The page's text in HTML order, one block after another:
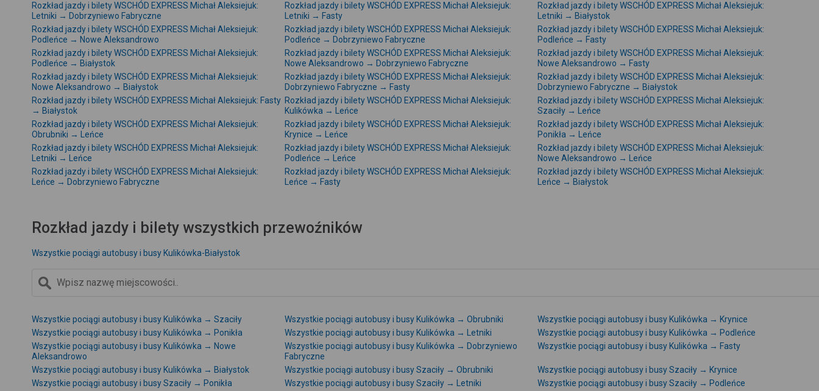
Rozkład jazdy i bilety WSCHÓD EXPRESS Michał Aleksiejuk:
Letniki → Dobrzyniewo Fabryczne
Rozkład jazdy i bilety WSCHÓD EXPRESS Michał Aleksiejuk:
Letniki → Fasty
Rozkład jazdy i bilety WSCHÓD EXPRESS Michał Aleksiejuk:
Letniki → Białystok
Rozkład jazdy i bilety WSCHÓD EXPRESS Michał Aleksiejuk:
Podleńce → Nowe Aleksandrowo
Rozkład jazdy i bilety WSCHÓD EXPRESS Michał Aleksiejuk:
Podleńce → Dobrzyniewo Fabryczne
Rozkład jazdy i bilety WSCHÓD EXPRESS Michał Aleksiejuk:
Podleńce → Fasty
Rozkład jazdy i bilety WSCHÓD EXPRESS Michał Aleksiejuk:
Podleńce → Białystok
Rozkład jazdy i bilety WSCHÓD EXPRESS Michał Aleksiejuk:
Nowe Aleksandrowo → Dobrzyniewo Fabryczne
Rozkład jazdy i bilety WSCHÓD EXPRESS Michał Aleksiejuk:
Nowe Aleksandrowo → Fasty
Rozkład jazdy i bilety WSCHÓD EXPRESS Michał Aleksiejuk:
Nowe Aleksandrowo → Białystok
Rozkład jazdy i bilety WSCHÓD EXPRESS Michał Aleksiejuk:
Dobrzyniewo Fabryczne → Fasty
Rozkład jazdy i bilety WSCHÓD EXPRESS Michał Aleksiejuk:
Dobrzyniewo Fabryczne → Białystok
Rozkład jazdy i bilety WSCHÓD EXPRESS Michał Aleksiejuk: Fasty
→ Białystok
Rozkład jazdy i bilety WSCHÓD EXPRESS Michał Aleksiejuk:
Kulikówka → Leńce
Rozkład jazdy i bilety WSCHÓD EXPRESS Michał Aleksiejuk:
Szaciły → Leńce
Rozkład jazdy i bilety WSCHÓD EXPRESS Michał Aleksiejuk:
Obrubniki → Leńce
Rozkład jazdy i bilety WSCHÓD EXPRESS Michał Aleksiejuk:
Krynice → Leńce
Rozkład jazdy i bilety WSCHÓD EXPRESS Michał Aleksiejuk:
Ponikła → Leńce
Rozkład jazdy i bilety WSCHÓD EXPRESS Michał Aleksiejuk:
Letniki → Leńce
Rozkład jazdy i bilety WSCHÓD EXPRESS Michał Aleksiejuk:
Podleńce → Leńce
Rozkład jazdy i bilety WSCHÓD EXPRESS Michał Aleksiejuk:
Nowe Aleksandrowo → Leńce
Rozkład jazdy i bilety WSCHÓD EXPRESS Michał Aleksiejuk:
Leńce → Dobrzyniewo Fabryczne
Rozkład jazdy i bilety WSCHÓD EXPRESS Michał Aleksiejuk:
Leńce → Fasty
Rozkład jazdy i bilety WSCHÓD EXPRESS Michał Aleksiejuk:
Leńce → Białystok
Rozkład jazdy i bilety wszystkich przewoźników
Wszystkie pociągi autobusy i busy Kulikówka-Białystok
Wszystkie pociągi autobusy i busy Kulikówka → Szaciły Wszystkie pociągi autobusy i busy Kulikówka → Obrubniki
Wszystkie pociągi autobusy i busy Kulikówka → Krynice
Wszystkie pociągi autobusy i busy Kulikówka → Ponikła
Wszystkie pociągi autobusy i busy Kulikówka → Letniki
Wszystkie pociągi autobusy i busy Kulikówka → Podleńce
Wszystkie pociągi autobusy i busy Kulikówka → Nowe
Aleksandrowo
Wszystkie pociągi autobusy i busy Kulikówka → Dobrzyniewo
Fabryczne
Wszystkie pociągi autobusy i busy Kulikówka → Fasty
Wszystkie pociągi autobusy i busy Kulikówka → Białystok Wszystkie pociągi autobusy i busy Szaciły → Obrubniki
Wszystkie pociągi autobusy i busy Szaciły → Krynice
Wszystkie pociągi autobusy i busy Szaciły → Ponikła
Wszystkie pociągi autobusy i busy Szaciły → Letniki
Wszystkie pociągi autobusy i busy Szaciły → Podleńce